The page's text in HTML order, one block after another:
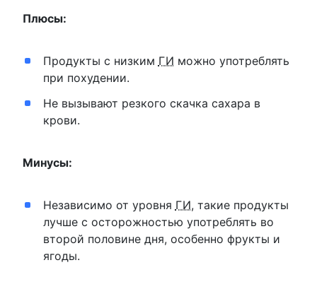
Плюсы:
Продукты с низким ГИ можно употреблять
при похудении.
Не вызывают резкого скачка сахара в
крови.
Минусы:
Независимо от уровня ГИ, такие продукты
лучше с осторожностью употреблять во
второй половине дня, особенно фрукты и
ягоды.